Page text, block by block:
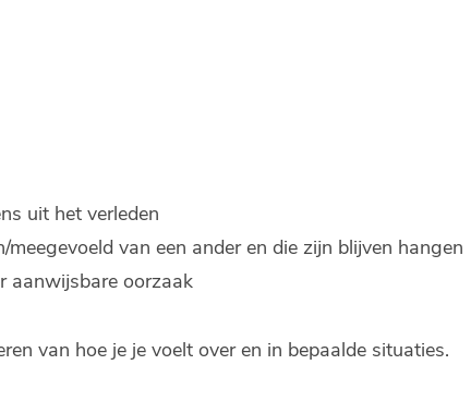
uit het verleden
van een ander en die zijn blijven hangen
aanwijsbare oorzaak
van hoe je je voelt over en in bepaalde situaties.